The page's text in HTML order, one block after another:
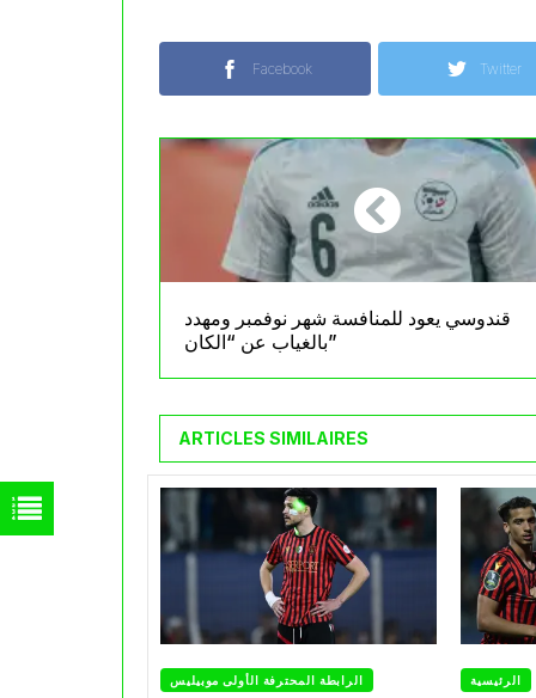
Facebook Twitter
قندوسي يعود للمنافسة شهر نوفمبر ومهدد
بالغياب عن “الكان”
ARTICLES SIMILAIRES
الرابطة المحترفة الأولى موبيليس الرئيسية